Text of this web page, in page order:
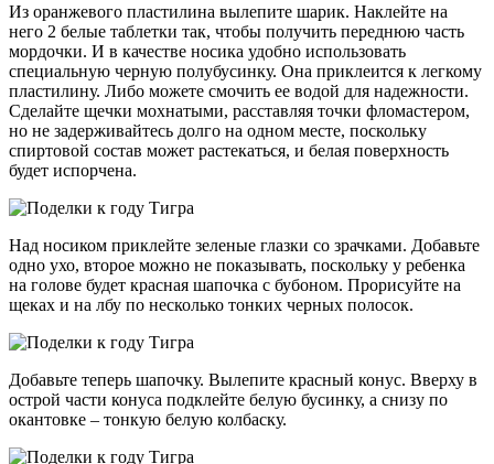
Из оранжевого пластилина вылепите шарик. Наклейте на
него 2 белые таблетки так, чтобы получить переднюю часть
мордочки. И в качестве носика удобно использовать
специальную черную полубусинку. Она приклеится к легкому
пластилину. Либо можете смочить ее водой для надежности.
Сделайте щечки мохнатыми, расставляя точки фломастером,
но не задерживайтесь долго на одном месте, поскольку
спиртовой состав может растекаться, и белая поверхность
будет испорчена.
Над носиком приклейте зеленые глазки со зрачками. Добавьте
одно ухо, второе можно не показывать, поскольку у ребенка
на голове будет красная шапочка с бубоном. Прорисуйте на
щеках и на лбу по несколько тонких черных полосок.
Добавьте теперь шапочку. Вылепите красный конус. Вверху в
острой части конуса подклейте белую бусинку, а снизу по
окантовке – тонкую белую колбаску.